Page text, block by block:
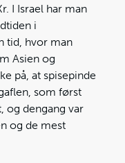
I Israel har man
i
tid, hvor man
Asien og
på, at spisepinde
som først
og dengang var
og de mest